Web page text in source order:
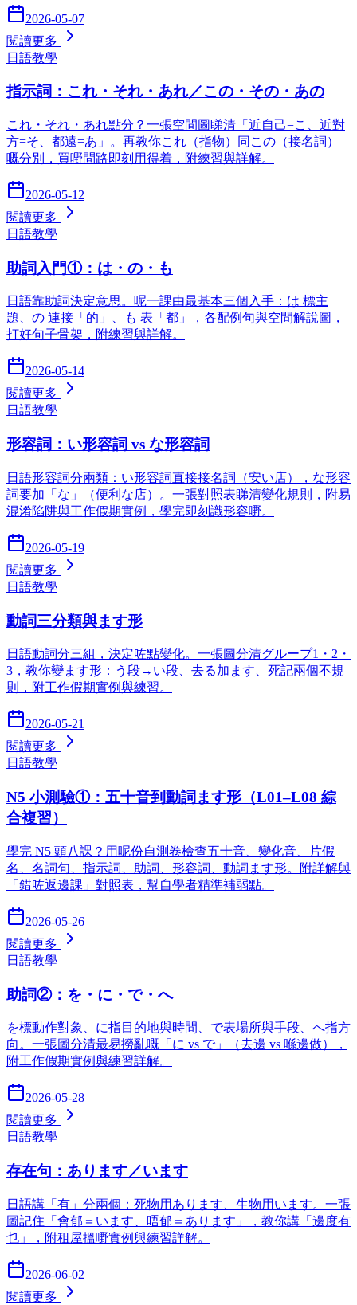
2026-05-07
閱讀更多
日語教學
指示詞：これ・それ・あれ／この・その・あの
これ・それ・あれ點分？一張空間圖睇清「近自己=こ、近對
方=そ、都遠=あ」。再教你これ（指物）同この（接名詞）
嘅分別，買嘢問路即刻用得着，附練習與詳解。
2026-05-12
閱讀更多
日語教學
助詞入門①：は・の・も
日語靠助詞決定意思。呢一課由最基本三個入手：は 標主
題、の 連接「的」、も 表「都」，各配例句與空間解說圖，
打好句子骨架，附練習與詳解。
2026-05-14
閱讀更多
日語教學
形容詞：い形容詞 vs な形容詞
日語形容詞分兩類：い形容詞直接接名詞（安い店），な形容
詞要加「な」（便利な店）。一張對照表睇清變化規則，附易
混淆陷阱與工作假期實例，學完即刻識形容嘢。
2026-05-19
閱讀更多
日語教學
動詞三分類與ます形
日語動詞分三組，決定咗點變化。一張圖分清グループ1・2・
3，教你變ます形：う段→い段、去る加ます、死記兩個不規
則，附工作假期實例與練習。
2026-05-21
閱讀更多
日語教學
N5 小測驗①：五十音到動詞ます形（L01–L08 綜
合複習）
學完 N5 頭八課？用呢份自測卷檢查五十音、變化音、片假
名、名詞句、指示詞、助詞、形容詞、動詞ます形。附詳解與
「錯咗返邊課」對照表，幫自學者精準補弱點。
2026-05-26
閱讀更多
日語教學
助詞②：を・に・で・へ
を標動作對象、に指目的地與時間、で表場所與手段、へ指方
向。一張圖分清最易撈亂嘅「に vs で」（去邊 vs 喺邊做），
附工作假期實例與練習詳解。
2026-05-28
閱讀更多
日語教學
存在句：あります／います
日語講「有」分兩個：死物用あります、生物用います。一張
圖記住「會郁＝います、唔郁＝あります」，教你講「邊度有
乜」，附租屋搵嘢實例與練習詳解。
2026-06-02
閱讀更多